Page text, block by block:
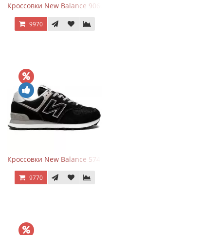
Кроссовки New Balance 9060 Rain Cloud Grey
9970
Кроссовки New Balance 574 Evergreen Black
9770